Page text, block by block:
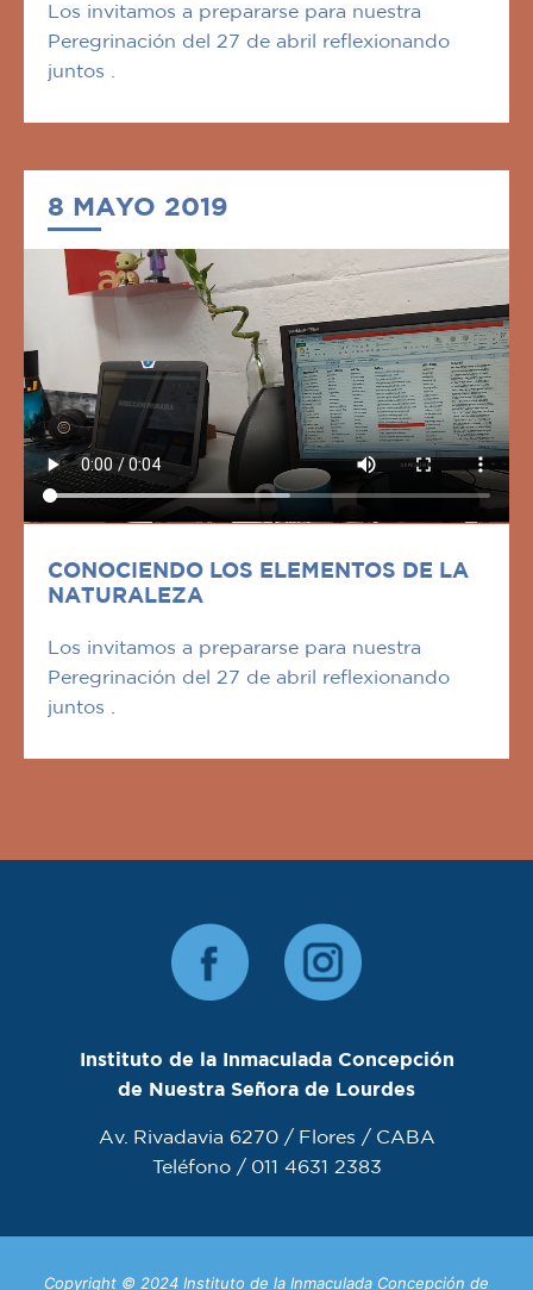
Los invitamos a prepararse para nuestra
Peregrinación del 27 de abril reflexionando
juntos .
8 MAYO 2019
CONOCIENDO LOS ELEMENTOS DE LA
NATURALEZA
Los invitamos a prepararse para nuestra
Peregrinación del 27 de abril reflexionando
juntos .
Instituto de la Inmaculada Concepción
de Nuestra Señora de Lourdes
Av. Rivadavia 6270 / Flores / CABA
Teléfono / 011 4631 2383
Copyright © 2024 Instituto de la Inmaculada Concepción de